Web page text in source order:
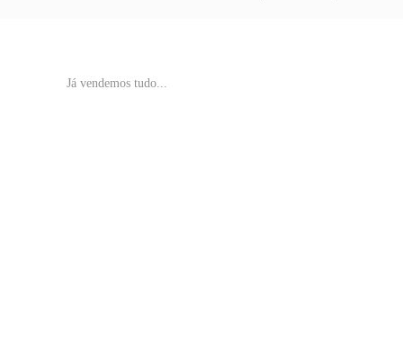
Já vendemos tudo...